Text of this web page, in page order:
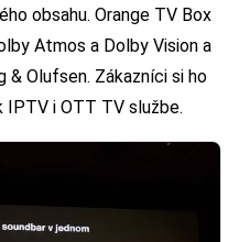
obsahu. Orange TV Box
Atmos a Dolby Vision a
& Olufsen. Zákazníci si ho
i OTT TV službe.